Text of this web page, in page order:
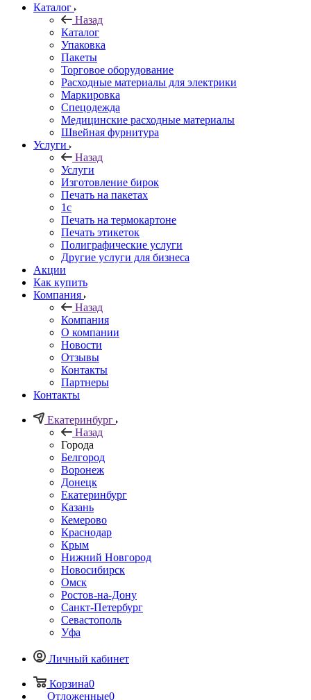
Каталог
Назад
Каталог
Упаковка
Пакеты
Торговое оборудование
Расходные материалы для электрики
Маркировка
Спецодежда
Медицинские расходные материалы
Швейная фурнитура
Услуги
Назад
Услуги
Изготовление бирок
Печать на пакетах
1c
Печать на термокартоне
Печать этикеток
Полиграфические услуги
Другие услуги для бизнеса
Акции
Как купить
Компания
Назад
Компания
О компании
Новости
Отзывы
Контакты
Партнеры
Контакты
Екатеринбург
Назад
Города
Белгород
Воронеж
Донецк
Екатеринбург
Казань
Кемерово
Краснодар
Крым
Нижний Новгород
Новосибирск
Омск
Ростов-на-Дону
Санкт-Петербург
Севастополь
Уфа
Личный кабинет
Корзина0
Отложенные0